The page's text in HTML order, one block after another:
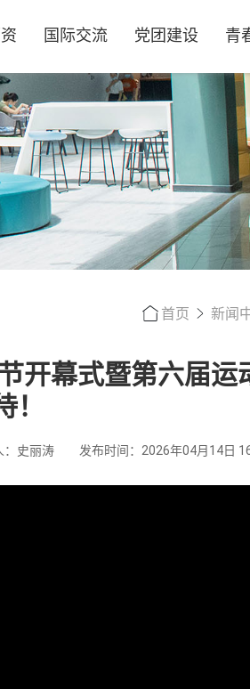
国际交流 党团建设 青
首页 新闻
开幕式暨第六届运
：史丽涛 发布时间：2026年04月14日